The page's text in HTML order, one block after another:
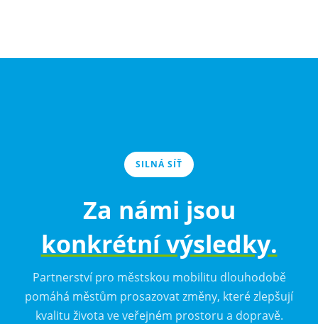
SILNÁ SÍŤ
Za námi jsou
konkrétní výsledky.
Partnerství pro městskou mobilitu dlouhodobě
pomáhá městům prosazovat změny, které zlepšují
kvalitu života ve veřejném prostoru a dopravě.